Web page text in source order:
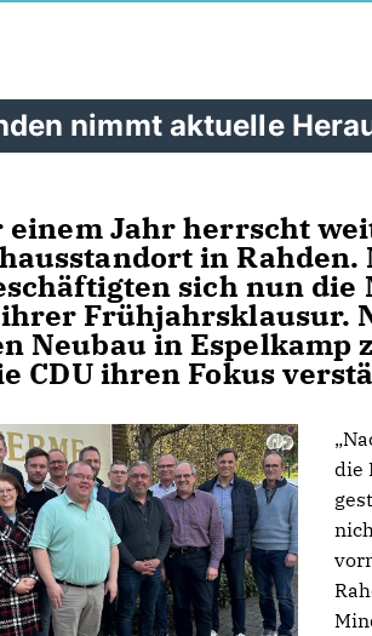
nimmt aktuelle
einem Jahr herrscht
in
sich nun die
Frühjahrsklausur.
Neubau in
CDU ihren Fokus
die